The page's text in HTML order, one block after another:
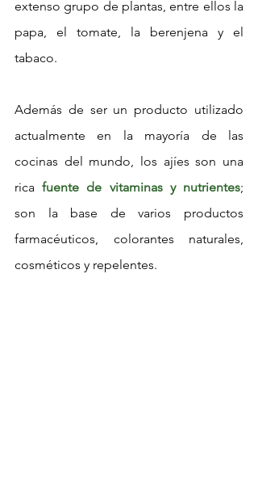
extenso grupo de plantas, entre ellos la
papa, el tomate, la berenjena y el
tabaco.
Además de ser un producto utilizado
actualmente en la mayoría de las
cocinas del mundo, los ajíes son una
rica fuente de vitaminas y nutrientes;
son la base de varios productos
farmacéuticos, colorantes naturales,
cosméticos y repelentes.